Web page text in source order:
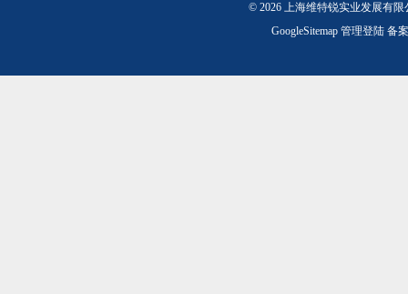
© 2026 上海维特锐实业发展有
GoogleSitemap 管理登陆 备